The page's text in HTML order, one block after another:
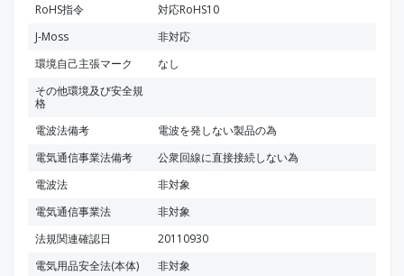
RoHS指令
対応RoHS10
J-Moss
非対応
環境自己主張マーク
なし
その他環境及び安全規
格
電波法備考
電波を発しない製品の為
電気通信事業法備考
公衆回線に直接接続しない為
電波法
非対象
電気通信事業法
非対象
法規関連確認日
20110930
電気用品安全法(本体)
非対象